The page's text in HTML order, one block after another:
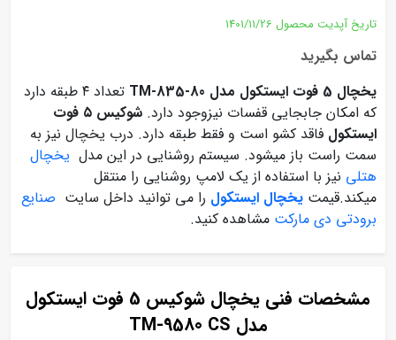
تاریخ آپدیت محصول 1401/11/26
تماس بگیرید
یخچال 5 فوت ایستکول مدل TM-835-80
تعداد ۴ طبقه دارد
که امکان جابجایی قفسات نیزوجود دارد.
شوکیس ۵ فوت
ایستکول فاقد کشو است و فقط طبقه دارد. درب یخچال نیز به
سمت راست باز میشود. سیستم روشنایی در این مدل یخچال
هتلی نیز با استفاده از یک لامپ روشنایی را منتقل
میکند.قیمت یخچال ایستکول را می توانید داخل سایت صنایع
برودتی دی مارکت مشاهده کنید.
مشخصات فنی یخچال شوکیس 5 فوت ایستکول
مدل TM-9580 CS